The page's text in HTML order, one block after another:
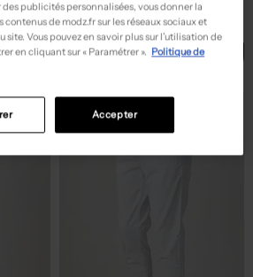
Pantalon maternité - Tissage popeline blanc
T :42
ACHAT EXPRESS
publicités personnalisées, vous donner la
de modz.fr sur les réseaux sociaux et
site. Vous pouvez en savoir plus sur l’utilisation de
en cliquant sur « Paramétrer ». Politique de
Accepter